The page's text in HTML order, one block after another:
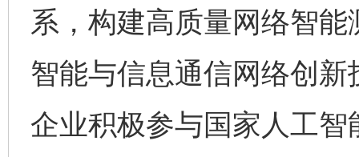
系，构建高质量网络智
智能与信息通信网络创
企业积极参与国家人工